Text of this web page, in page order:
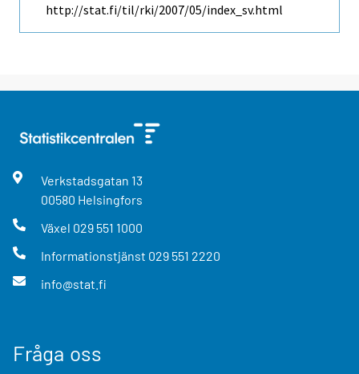
http://stat.fi/til/rki/2007/05/index_sv.html
Verkstadsgatan 13
00580 Helsingfors
Växel 029 551 1000
Informationstjänst 029 551 2220
info@stat.fi
Fråga oss